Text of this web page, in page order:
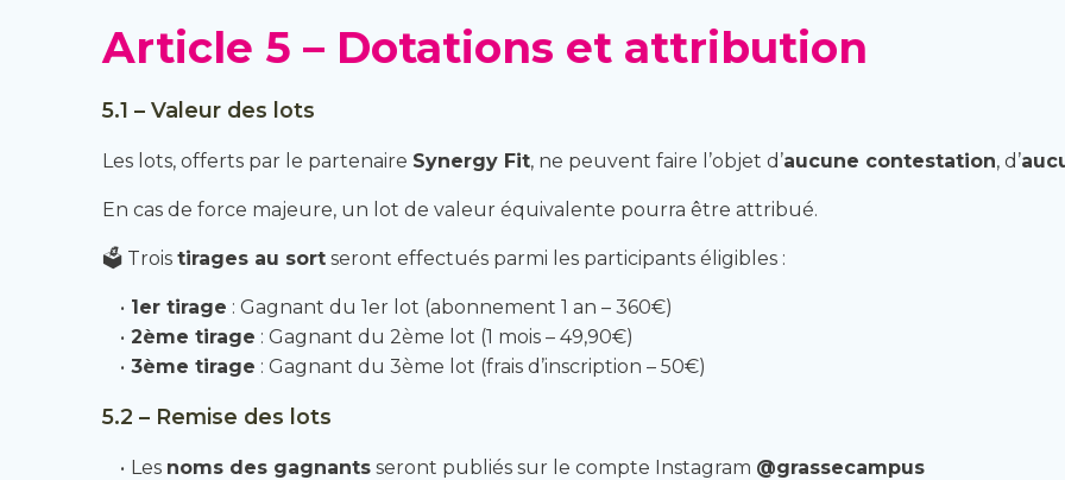
Article 5 – Dotations et attribution
5.1 – Valeur des lots
Les lots, offerts par le partenaire Synergy Fit, ne peuvent faire l’objet d’aucune contestation, d’
En cas de force majeure, un lot de valeur équivalente pourra être attribué.
🗳 Trois tirages au sort seront effectués parmi les participants éligibles :
1er tirage : Gagnant du 1er lot (abonnement 1 an – 360€)
2ème tirage : Gagnant du 2ème lot (1 mois – 49,90€)
3ème tirage : Gagnant du 3ème lot (frais d’inscription – 50€)
5.2 – Remise des lots
Les noms des gagnantsseront publiés sur le compte Instagram @grassecampus